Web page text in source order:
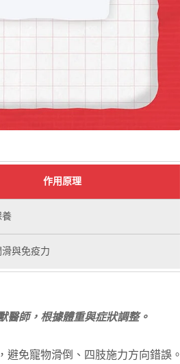
作用原理
養
與免疫力
醫師，根據體重與症狀調整。
，避免寵物滑倒、四肢施力方向錯誤。